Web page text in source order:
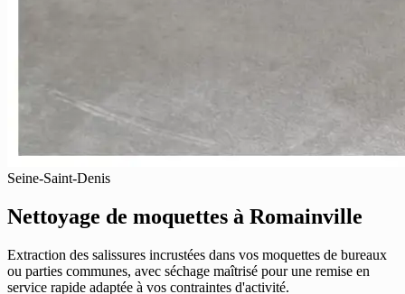
Seine-Saint-Denis
Nettoyage de moquettes à Romainville
Extraction des salissures incrustées dans vos moquettes de bureaux
ou parties communes, avec séchage maîtrisé pour une remise en
service rapide adaptée à vos contraintes d'activité.